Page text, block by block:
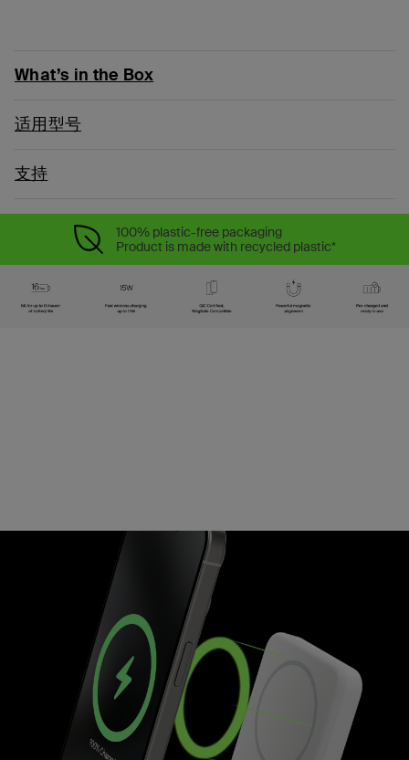
What’s in the Box
适用型号
支持
100% plastic-free packaging
Product is made with recycled plastic*